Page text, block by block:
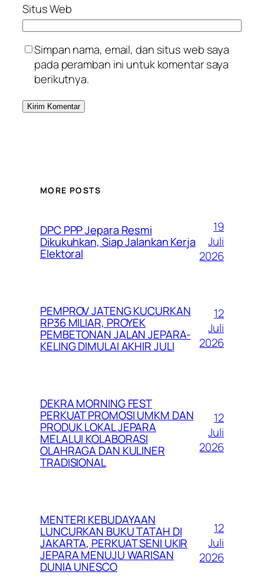
Situs Web
Simpan nama, email, dan situs web saya
pada peramban ini untuk komentar saya
berikutnya.
MORE POSTS
DPC PPP Jepara Resmi
Dikukuhkan, Siap Jalankan Kerja
Elektoral
19
Juli
2026
PEMPROV JATENG KUCURKAN
RP36 MILIAR, PROYEK
PEMBETONAN JALAN JEPARA-
KELING DIMULAI AKHIR JULI
12
Juli
2026
DEKRA MORNING FEST
PERKUAT PROMOSI UMKM DAN
PRODUK LOKAL JEPARA
MELALUI KOLABORASI
OLAHRAGA DAN KULINER
TRADISIONAL
12
Juli
2026
MENTERI KEBUDAYAAN
LUNCURKAN BUKU TATAH DI
JAKARTA, PERKUAT SENI UKIR
JEPARA MENUJU WARISAN
DUNIA UNESCO
12
Juli
2026